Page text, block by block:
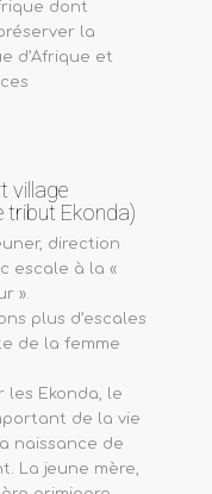
dont
la
d’Afrique et
village
tribut Ekonda)
direction
escale à la «
».
plus d’escales
de la femme
les Ekonda, le
de la vie
naissance de
La jeune mère,